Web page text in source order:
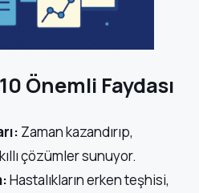
Önemli Faydası
Zaman kazandırıp,
çözümler sunuyor.
Hastalıkların erken teşhisi,